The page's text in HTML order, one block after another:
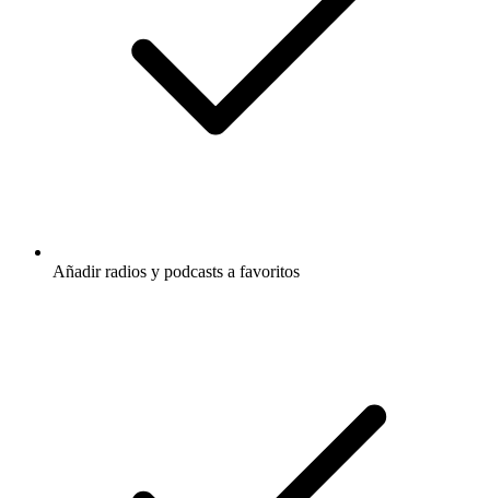
Añadir radios y podcasts a favoritos